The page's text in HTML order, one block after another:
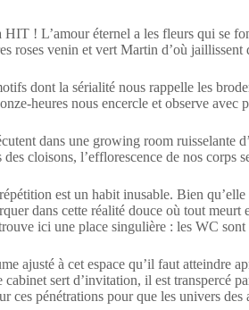
HIT ! L’amour éternel a les fleurs qui se
roses venin et vert Martin d’où
dont la sérialité nous rappelle les
heures nous encercle et observe avec
dans une growing room ruisselante
cloisons, l’efflorescence de nos corps
est un habit inusable. Bien
dans cette réalité douce où tout
ici une place singulière : les WC sont
ajusté à cet espace qu’il faut atteindre
sert d’invitation, il est transpercé
ces pénétrations pour que les univers des